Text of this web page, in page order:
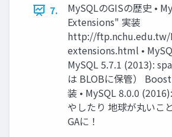
7.
MySQLのGISの歴史 •
Extensions" 実装
http://ftp.nchu.edu.tw/
extensions.html •
MySQL 5.7.1 (2013):
は BLOBに保管）
装 • MySQL 8.0.0
やしたり 地球が丸いこ
GAに！